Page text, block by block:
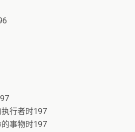
行者时197
事物时197